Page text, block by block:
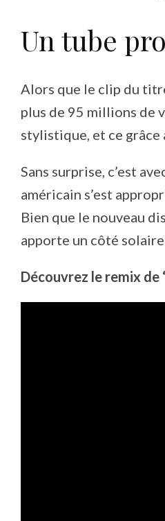
Un tube
Alors que le clip du
plus de 95 millions de
stylistique, et ce grâce
Sans surprise, c’est
américain s’est
Bien que le nouveau
apporte un côté
Découvrez le remix de